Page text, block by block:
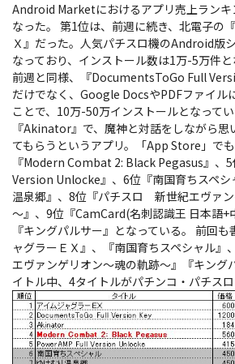
Android Marketにおけるアプリ売上ランキ
なった。 第1位は、前週に続き、北電子の
Ｘ』だった。人気パチスロ機のAndroid版
なっており、インストール数は1万-5万件
前週と同様、『DocumentsToGo Full
だけでなく、Google DocsやPDFファイル
ことで、10万-50万インストールとなって
『Akinator』で、魔神と対話をしながら思
てもらうというアプリ。「App Store」で
『Modern Combat 2: Black Pegasus』、
Version Unlocke』、6位『南国育ちスペシ
温泉郷』、8位『パチスロ 新世紀エヴァ
～』、9位『CamCard(名刺認識王 日本語+
『キングパルサー』となっている。 前回
ャグラーＥＸ』、『南国育ちスペシャル
エヴァンゲリオン～魂の軌跡～』『キング
イトル中、4タイトルがパチンコ・パチスロ